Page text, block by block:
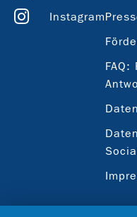
Instagram
FAQ: